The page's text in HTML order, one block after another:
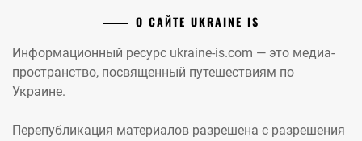
О САЙТЕ UKRAINE IS
Информационный ресурс ukraine-is.com — это медиа-
пространство, посвященный путешествиям по
Украине.
Перепубликация материалов разрешена с разрешения